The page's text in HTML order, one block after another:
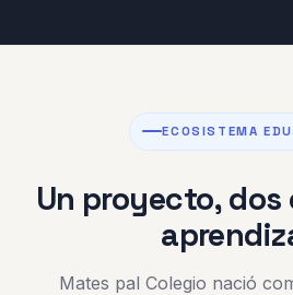
ECOSISTEMA
Un proyecto, dos
Mates pal Colegio nació